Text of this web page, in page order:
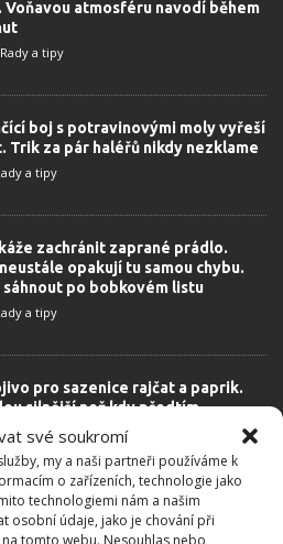
své soukromí
my a naši partneři používáme k
o zařízeních, technologie jako
technologiemi nám a našim
osobní údaje, jako je chování při
tomto webu. Nesouhlas nebo
Voňavou atmosféru navodí během
Rady a tipy
boj s potravinovými moly vyřeší
Trik za pár haléřů nikdy nezklame
a tipy
zachránit zaprané prádlo.
opakují tu samou chybu.
po bobkovém listu
a tipy
pro sazenice rajčat a paprik.
silnější než kdy předtím.
vám bude každý tiše závidět
Rady a tipy
byt díky bobkovému listu. Postup